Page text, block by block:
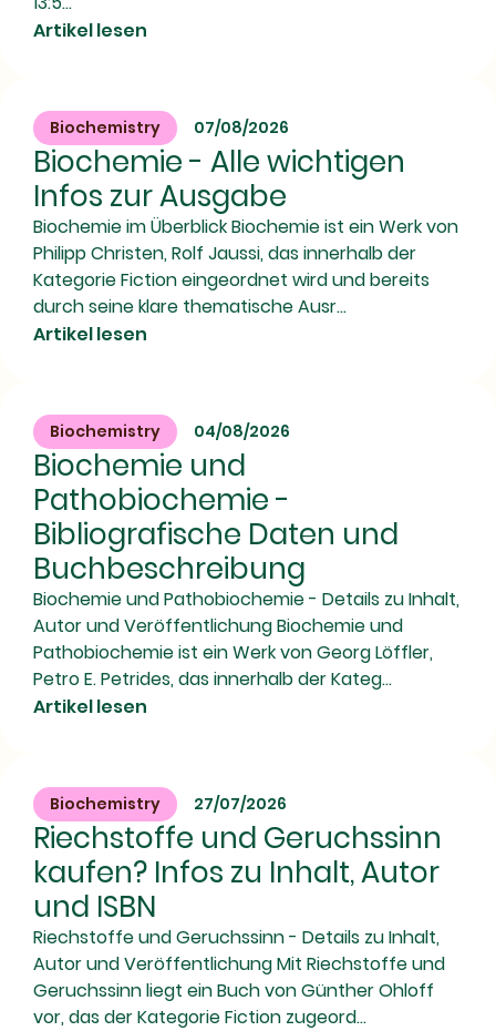
Artikel lesen
Biochemistry 07/08/2026
Biochemie - Alle wichtigen
Infos zur Ausgabe
Biochemie im Überblick Biochemie ist ein Werk von
Philipp Christen, Rolf Jaussi, das innerhalb der
Kategorie Fiction eingeordnet wird und bereits
durch seine klare thematische Ausr...
Artikel lesen
Biochemistry 04/08/2026
Biochemie und
Pathobiochemie -
Bibliografische Daten und
Buchbeschreibung
Biochemie und Pathobiochemie - Details zu Inhalt,
Autor und Veröffentlichung Biochemie und
Pathobiochemie ist ein Werk von Georg Löffler,
Petro E. Petrides, das innerhalb der Kateg...
Artikel lesen
Biochemistry 27/07/2026
Riechstoffe und Geruchssinn
kaufen? Infos zu Inhalt, Autor
und ISBN
Riechstoffe und Geruchssinn - Details zu Inhalt,
Autor und Veröffentlichung Mit Riechstoffe und
Geruchssinn liegt ein Buch von Günther Ohloff
vor, das der Kategorie Fiction zugeord...